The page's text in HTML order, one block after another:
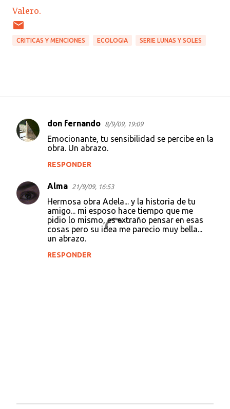
Valero.
CRITICAS Y MENCIONES ECOLOGIA SERIE LUNAS Y SOLES
C
n
t
don fernando 8/9/09, 19:09
Emocionante, tu sensibilidad se percibe en la
obra. Un abrazo.
RESPONDER
Alma 21/9/09, 16:53
Hermosa obra Adela... y la historia de tu
amigo... mi esposo hace tiempo que me
pidio lo mismo, es extraño pensar en esas
cosas pero su idea me parecio muy bella...
un abrazo.
RESPONDER